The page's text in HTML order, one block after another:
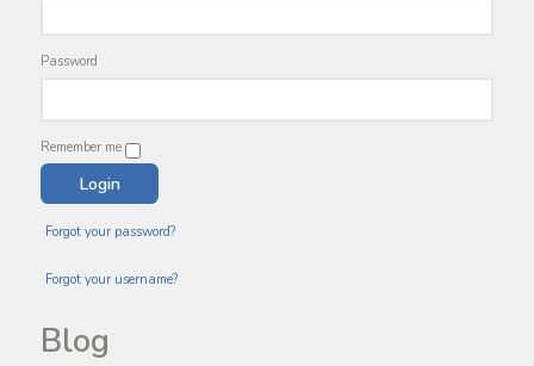
Password
Remember me
Forgot your password?
Forgot your username?
Blog